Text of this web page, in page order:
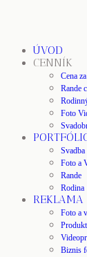
ÚVOD
CENNÍK
Cena
Rande
Foto
Svadba
Foto a
Rande
Rodina
REKLAMA
Foto a
Biznis